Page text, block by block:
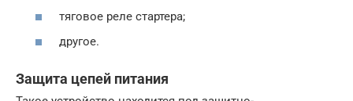
тяговое реле стартера;
другое.
Защита цепей питания